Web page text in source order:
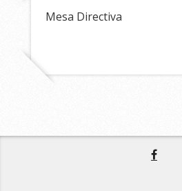
Mesa Directiva